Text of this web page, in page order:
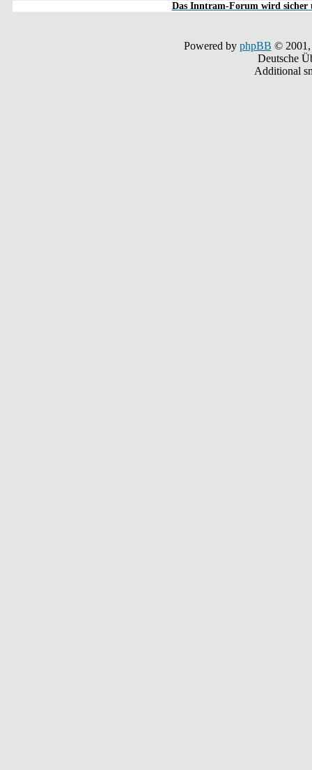
Das Inntram-Forum wird sicher
Powered by phpBB © 2001,
Deutsche
Additional